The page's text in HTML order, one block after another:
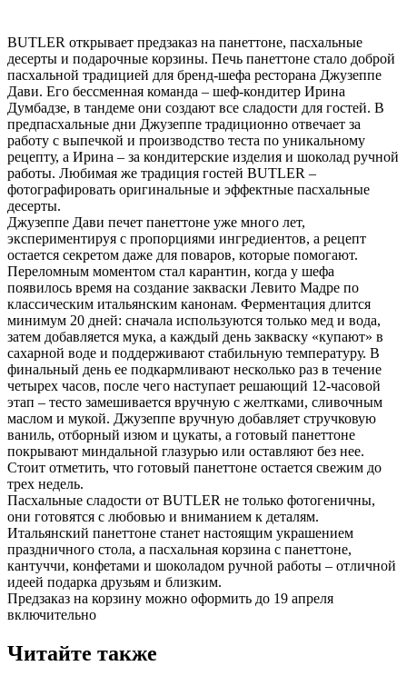
BUTLER открывает предзаказ на панеттоне, пасхальные
десерты и подарочные корзины. Печь панеттоне стало доброй
пасхальной традицией для бренд-шефа ресторана Джузеппе
Дави. Его бессменная команда – шеф-кондитер Ирина
Думбадзе, в тандеме они создают все сладости для гостей. В
предпасхальные дни Джузеппе традиционно отвечает за
работу с выпечкой и производство теста по уникальному
рецепту, а Ирина – за кондитерские изделия и шоколад ручной
работы. Любимая же традиция гостей BUTLER –
фотографировать оригинальные и эффектные пасхальные
десерты.
Джузеппе Дави печет панеттоне уже много лет,
экспериментируя с пропорциями ингредиентов, а рецепт
остается секретом даже для поваров, которые помогают.
Переломным моментом стал карантин, когда у шефа
появилось время на создание закваски Левито Мадре по
классическим итальянским канонам. Ферментация длится
минимум 20 дней: сначала используются только мед и вода,
затем добавляется мука, а каждый день закваску «купают» в
сахарной воде и поддерживают стабильную температуру. В
финальный день ее подкармливают несколько раз в течение
четырех часов, после чего наступает решающий 12-часовой
этап – тесто замешивается вручную с желтками, сливочным
маслом и мукой. Джузеппе вручную добавляет стручковую
ваниль, отборный изюм и цукаты, а готовый панеттоне
покрывают миндальной глазурью или оставляют без нее.
Стоит отметить, что готовый панеттоне остается свежим до
трех недель.
Пасхальные сладости от BUTLER не только фотогеничны,
они готовятся с любовью и вниманием к деталям.
Итальянский панеттоне станет настоящим украшением
праздничного стола, а пасхальная корзина с панеттоне,
кантуччи, конфетами и шоколадом ручной работы – отличной
идеей подарка друзьям и близким.
Предзаказ на корзину можно оформить до 19 апреля
включительно
Читайте также